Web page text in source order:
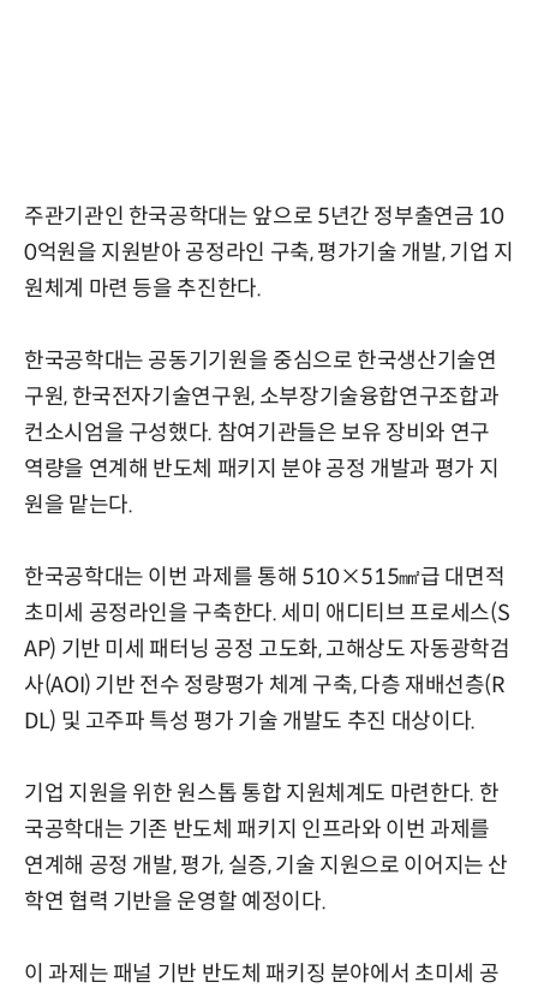
주관기관인 한국공학대는 앞으로 5년간 정부출연금 10
0억원을 지원받아 공정라인 구축, 평가기술 개발, 기업 지
원체계 마련 등을 추진한다.
한국공학대는 공동기기원을 중심으로 한국생산기술연
구원, 한국전자기술연구원, 소부장기술융합연구조합과
컨소시엄을 구성했다. 참여기관들은 보유 장비와 연구
역량을 연계해 반도체 패키지 분야 공정 개발과 평가 지
원을 맡는다.
한국공학대는 이번 과제를 통해 510×515㎟급 대면적
초미세 공정라인을 구축한다. 세미 애디티브 프로세스(S
AP) 기반 미세 패터닝 공정 고도화, 고해상도 자동광학검
사(AOI) 기반 전수 정량평가 체계 구축, 다층 재배선층(R
DL) 및 고주파 특성 평가 기술 개발도 추진 대상이다.
기업 지원을 위한 원스톱 통합 지원체계도 마련한다. 한
국공학대는 기존 반도체 패키지 인프라와 이번 과제를
연계해 공정 개발, 평가, 실증, 기술 지원으로 이어지는 산
학연 협력 기반을 운영할 예정이다.
이 과제는 패널 기반 반도체 패키징 분야에서 초미세 공